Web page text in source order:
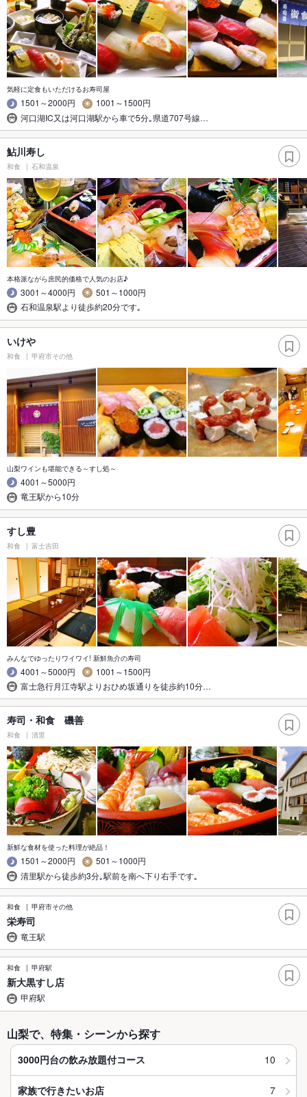
気軽に定食もいただけるお寿司屋
1501～2000円
1001～1500円
河口湖IC又は河口湖駅から車で5分｡県道707号線…
鮎川寿し
和食 石和温泉
本格派ながら庶民的価格で人気のお店♪
3001～4000円
501～1000円
石和温泉駅より徒歩約20分です｡
いけや
和食 甲府市その他
山梨ワインも堪能できる～すし処～
4001～5000円
竜王駅から10分
すし豊
和食 富士吉田
みんなでゆったりワイワイ! 新鮮魚介の寿司
4001～5000円
1001～1500円
富士急行月江寺駅よりおひめ坂通りを徒歩約10分…
寿司・和食 磯善
和食 清里
新鮮な食材を使った料理が絶品！
1501～2000円
501～1000円
清里駅から徒歩約3分｡駅前を南へ下り右手です｡
和食 甲府市その他
栄寿司
竜王駅
和食 甲府駅
新大黒すし店
甲府駅
山梨で、特集・シーンから探す
3000円台の飲み放題付コース 10
家族で行きたいお店 7